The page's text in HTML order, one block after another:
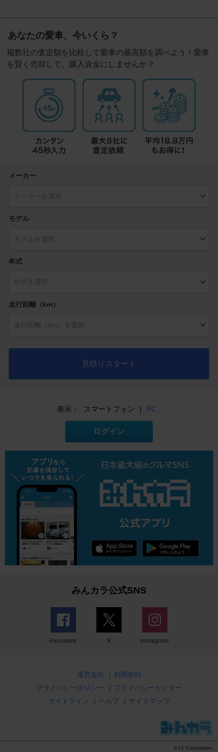
あなたの愛車、今いくら？
複数社の査定額を比較して愛車の最高額を調べよう！愛車
を賢く売却して、購入資金にしませんか？
メーカー
モデル
年式
走行距離（km）
見積りスタート
表示： スマートフォン | PC
ログイン
みんカラ公式SNS
Facebook X Instagram
運営会社 | 利用規約
プライバシーポリシー
| プライバシーセンター
ガイドライン
| ヘルプ | サイトマップ
© LY Corporation